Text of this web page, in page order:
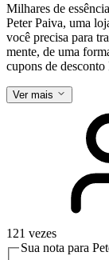
Milhares de
Peter Paiva, uma
você precisa para
mente, de uma
cupons de
Ver mais
121 vezes
Sua nota para